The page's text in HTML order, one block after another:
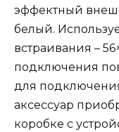
эффектный
белый.
встраивания –
подключения
для
аксессуар
коробке с